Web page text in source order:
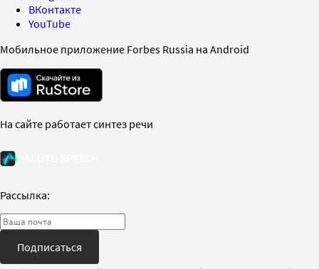
ВКонтакте
YouTube
Мобильное приложение Forbes Russia на Android
На сайте работает синтез речи
Рассылка:
Подписаться